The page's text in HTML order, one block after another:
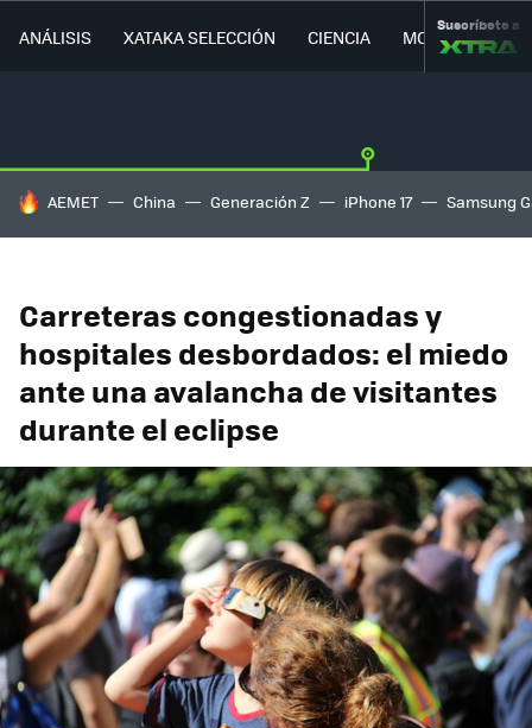
ANÁLISIS XATAKA SELECCIÓN CIENCIA MOVILIDAD
Suscríbete a
HOY SE HABLA DE
AEMET China Generación Z iPhone 17 Samsung
Carreteras congestionadas y
hospitales desbordados: el miedo
ante una avalancha de visitantes
durante el eclipse